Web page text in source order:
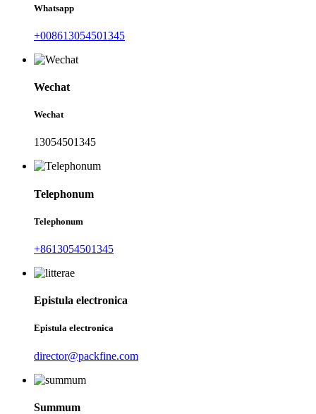
Whatsapp
+008613054501345
Wechat
Wechat
13054501345
Telephonum
Telephonum
+8613054501345
Epistula electronica
Epistula electronica
director@packfine.com
Summum